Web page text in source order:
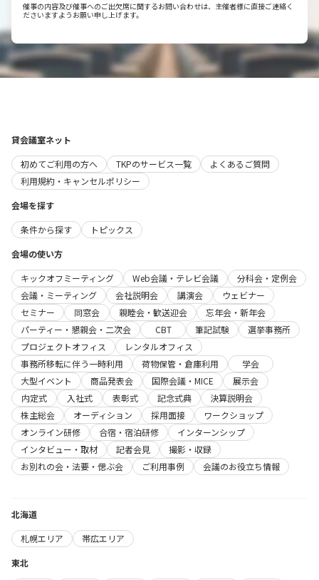
催事の内容及び催事へのご出欠席に関するお問い合わせは、主催者様に直接ご連絡く
ださいますようお願い申し上げます。
貸会議室ネット
初めてご利用の方へ
TKPのサービス一覧
よくあるご質問
利用規約・キャンセルポリシー
会場を探す
条件から探す
トピックス
会場の使い方
キックオフミーティング
Web会議・テレビ会議
分科会・定例会
会議・ミーティング
会社説明会 講演会
ウェビナー
セミナー
同窓会 親睦会・歓送迎会
忘年会・新年会
パーティー・懇親会・二次会
CBT 筆記試験
選挙事務所
プロジェクトオフィス
レンタルオフィス
事務所移転に伴う一時利用
荷物保管・倉庫利用
学会
大型イベント
商品発表会 国際会議・MICE
展示会
内定式
入社式 表彰式 記念式典
決算説明会
株主総会
オーディション 採用面接
ワークショップ
オンライン研修
合宿・宿泊研修
インターンシップ
インタビュー・取材
記者会見
撮影・収録
お別れの会・法要・偲ぶ会
ご利用事例 会議のお役立ち情報
北海道
札幌エリア
帯広エリア
東北